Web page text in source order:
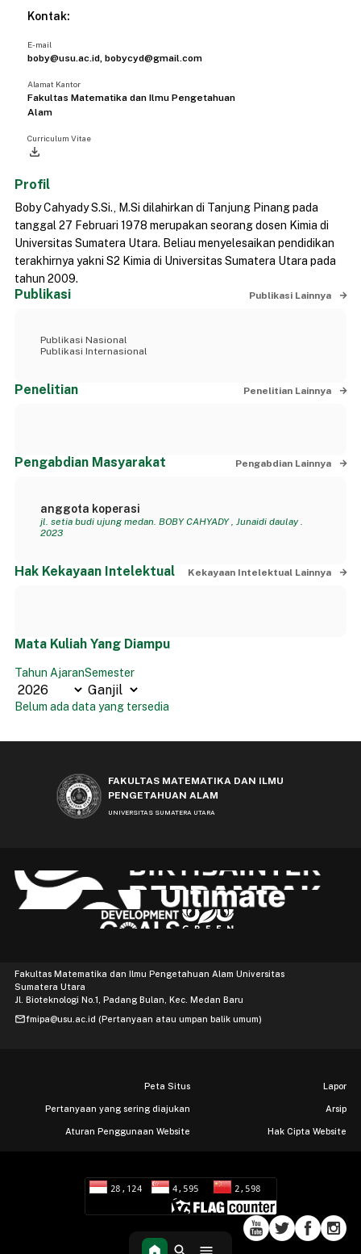
Kontak:
E-mail
boby@usu.ac.id, bobycyd@gmail.com
Alamat Kantor
Fakultas Matematika dan Ilmu Pengetahuan
Alam
Curriculum Vitae
file_download
Profil
Boby Cahyady S.Si., M.Si dilahirkan di Tanjung Pinang pada
tanggal 27 Februari 1978 merupakan seorang dosen Kimia di
Universitas Sumatera Utara. Beliau menyelesaikan pendidikan
terakhirnya yakni S2 Kimia di Universitas Sumatera Utara pada
tahun 2009.
Publikasi Publikasi Lainnya
Publikasi Nasional
Publikasi Internasional
Penelitian Penelitian Lainnya
Pengabdian Masyarakat Pengabdian Lainnya
anggota koperasi
jl. setia budi ujung medan. BOBY CAHYADY , Junaidi daulay .
2023
Hak Kekayaan Intelektual Kekayaan Intelektual Lainnya
Mata Kuliah Yang Diampu
Tahun AjaranSemester
Belum ada data yang tersedia
FAKULTAS MATEMATIKA DAN ILMU
PENGETAHUAN ALAM
UNIVERSITAS SUMATERA UTARA
Fakultas Matematika dan Ilmu Pengetahuan Alam Universitas
Sumatera Utara
Jl. Bioteknologi No.1, Padang Bulan, Kec. Medan Baru
mailfmipa@usu.ac.id (Pertanyaan atau umpan balik umum)
Peta Situs Lapor
Pertanyaan yang sering diajukan Arsip
Aturan Penggunaan Website Hak Cipta Website